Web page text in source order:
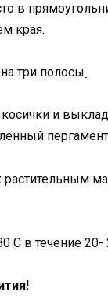
в
края.
три полосы.
косички и
С в течение 20-